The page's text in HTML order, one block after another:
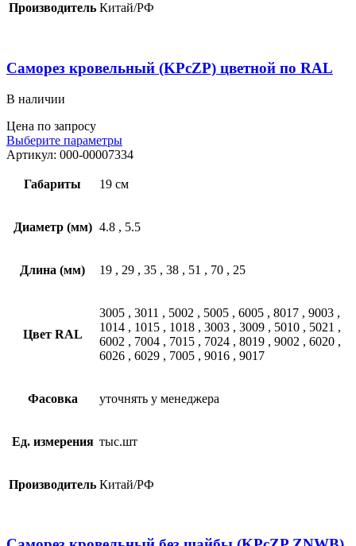
Производитель Китай/РФ
Саморез кровельный (KPcZP) цветной по RAL
В наличии
Цена по запросу
Выберите параметры
Артикул: 000-00007334
Габариты 19 см
Диаметр (мм) 4.8 , 5.5
Длина (мм) 19 , 29 , 35 , 38 , 51 , 70 , 25
Цвет RAL
3005 , 3011 , 5002 , 5005 , 6005 , 8017 , 9003 ,
1014 , 1015 , 1018 , 3003 , 3009 , 5010 , 5021 ,
6002 , 7004 , 7015 , 7024 , 8019 , 9002 , 6020 ,
6026 , 6029 , 7005 , 9016 , 9017
Фасовка уточнять у менеджера
Ед. измерения тыс.шт
Производитель Китай/РФ